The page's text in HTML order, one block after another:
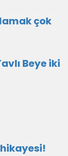
çok
Beye iki